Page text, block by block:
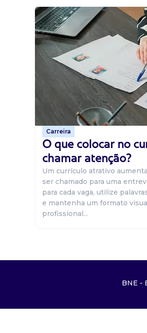
Carreira
O que colocar no
chamar atenção?
Um currículo atrativo
ser chamado para uma
para cada vaga, utilize
e mantenha um formato
profissional...
BNE -